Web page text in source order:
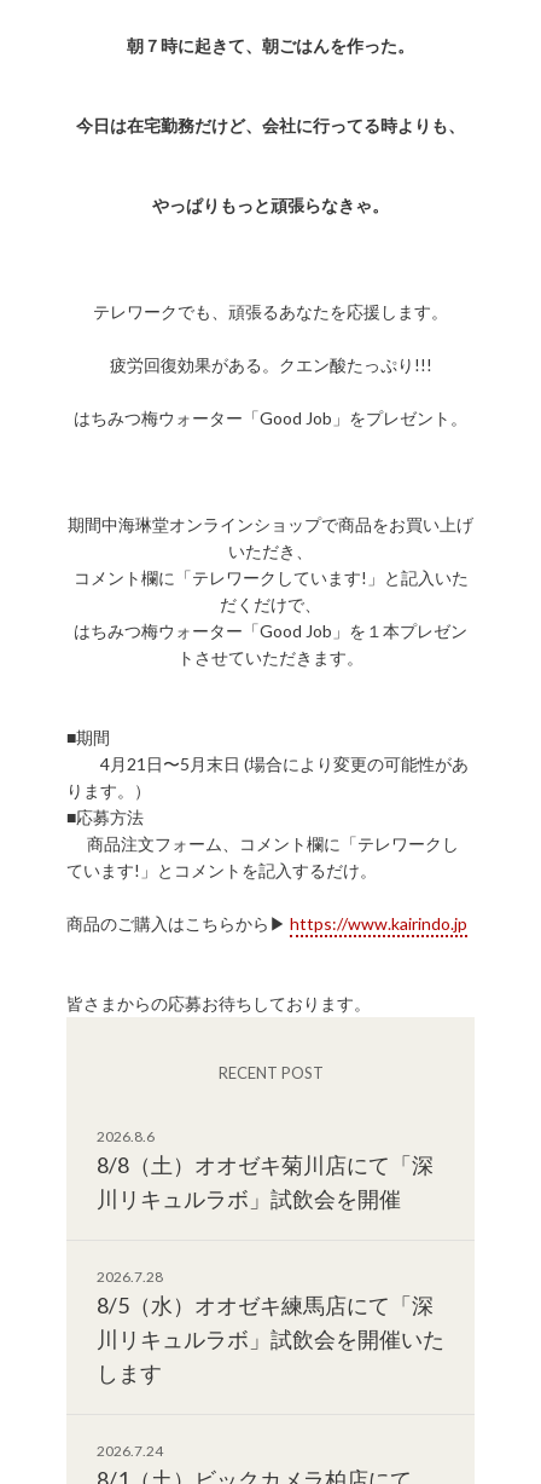
朝７時に起きて、朝ごはんを作った。
今日は在宅勤務だけど、会社に行ってる時よりも、
やっぱりもっと頑張らなきゃ。
テレワークでも、頑張るあなたを応援します。
疲労回復効果がある。クエン酸たっぷり!!!
はちみつ梅ウォーター「Good Job」をプレゼント。
期間中海琳堂オンラインショップで商品をお買い上げ
いただき、
コメント欄に「テレワークしています!」と記入いた
だくだけで、
はちみつ梅ウォーター「Good Job」を１本プレゼン
トさせていただきます。
■期間
4月21日〜5月末日 (場合により変更の可能性があ
ります。）
■応募方法
商品注文フォーム、コメント欄に「テレワークし
ています!」とコメントを記入するだけ。
商品のご購入はこちらから▶︎ https://www.kairindo.jp
皆さまからの応募お待ちしております。
RECENT POST
2026.8.6
8/8（土）オオゼキ菊川店にて「深
川リキュルラボ」試飲会を開催
2026.7.28
8/5（水）オオゼキ練馬店にて「深
川リキュルラボ」試飲会を開催いた
します
2026.7.24
8/1（土）ビックカメラ柏店にて